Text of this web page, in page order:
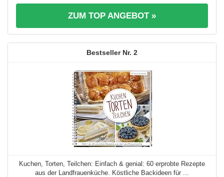
ZUM TOP ANGEBOT »
2
Kuchen, Torten, Teilchen: Einfach & genial: 60 erprobte Rezepte
aus der Landfrauenküche. Köstliche Backideen für ...